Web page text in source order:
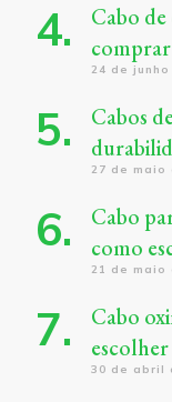
Cabo
comprar
24 de
Cabos
27 de maio
Cabo
como
21 de maio
Cabo
escolher
30 de abril